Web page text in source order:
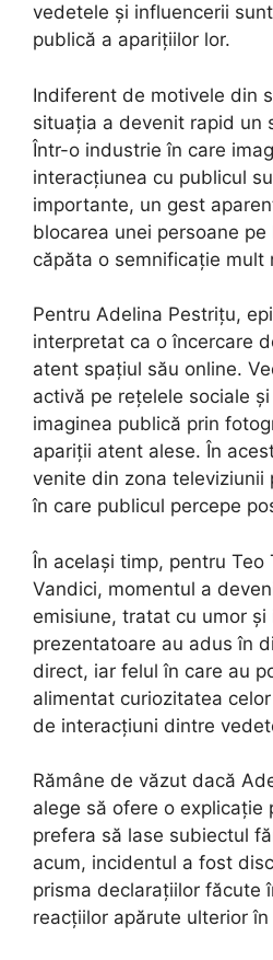
vedetele și influencerii
publică a aparițiilor lor.
Indiferent de motivele din
situația a devenit rapid un
Într-o industrie în care
interacțiunea cu publicul
importante, un gest
blocarea unei persoane
căpăta o semnificație mult
Pentru Adelina Pestrițu,
interpretat ca o încercare
atent spațiul său online.
activă pe rețelele sociale
imaginea publică prin
apariții atent alese. În
venite din zona televiziunii
în care publicul percepe
În același timp, pentru Teo
Vandici, momentul a
emisiune, tratat cu umor și
prezentatoare au adus în
direct, iar felul în care au
alimentat curiozitatea
de interacțiuni dintre
Rămâne de văzut dacă
alege să ofere o explicație
prefera să lase subiectul
acum, incidentul a fost
prisma declarațiilor făcute
reacțiilor apărute ulterior